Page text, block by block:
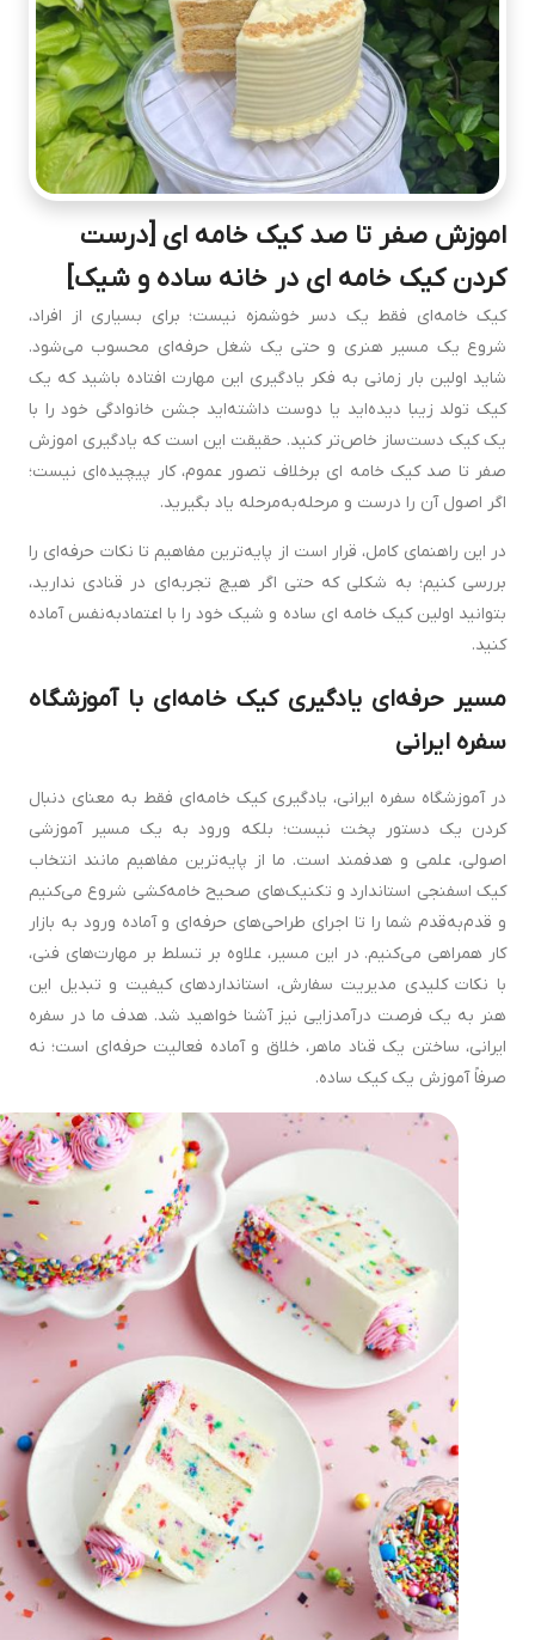
اموزش صفر تا صد کیک خامه ای [درست
كردن کیک خامه ای در خانه ساده و شیک]
کیک خامه‌ای فقط یک دسر خوشمزه نیست؛ برای بسیاری از افراد،
شروع یک مسیر هنری و حتی یک شغل حرفه‌ای محسوب می‌شود.
شاید اولین بار زمانی به فکر یادگیری این مهارت افتاده باشید که یک
کیک تولد زیبا دیده‌اید یا دوست داشته‌اید جشن خانوادگی خود را با
یک کیک دست‌ساز خاص‌تر کنید. حقیقت این است که یادگیری اموزش
صفر تا صد کیک خامه ای برخلاف تصور عموم، کار پیچیده‌ای نیست؛
اگر اصول آن را درست و مرحله‌به‌مرحله یاد بگیرید.
در این راهنمای کامل، قرار است از پایه‌ترین مفاهیم تا نکات حرفه‌ای را
بررسی کنیم؛ به شکلی که حتی اگر هیچ تجربه‌ای در قنادی ندارید،
بتوانید اولین کیک خامه ای ساده و شیک خود را با اعتمادبه‌نفس آماده
کنید.
مسیر حرفه‌ای یادگیری کیک خامه‌ای با آموزشگاه
سفره ایرانی
در آموزشگاه سفره ایرانی، یادگیری کیک خامه‌ای فقط به معنای دنبال
کردن یک دستور پخت نیست؛ بلکه ورود به یک مسیر آموزشی
اصولی، علمی و هدفمند است. ما از پایه‌ترین مفاهیم مانند انتخاب
کیک اسفنجی استاندارد و تکنیک‌های صحیح خامه‌کشی شروع می‌کنیم
و قدم‌به‌قدم شما را تا اجرای طراحی‌های حرفه‌ای و آماده ورود به بازار
کار همراهی می‌کنیم. در این مسیر، علاوه بر تسلط بر مهارت‌های فنی،
با نکات کلیدی مدیریت سفارش، استانداردهای کیفیت و تبدیل این
هنر به یک فرصت درآمدزایی نیز آشنا خواهید شد. هدف ما در سفره
ایرانی، ساختن یک قناد ماهر، خلاق و آماده فعالیت حرفه‌ای است؛ نه
صرفاً آموزش یک کیک ساده.